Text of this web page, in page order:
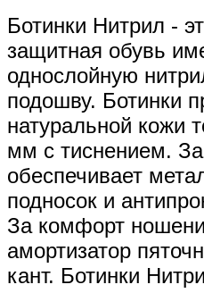
Ботинки Нитрил -
защитная обувь
однослойную
подошву. Ботинки
натуральной кожи
мм с тиснением.
обеспечивает
подносок и
За комфорт
амортизатор
кант. Ботинки